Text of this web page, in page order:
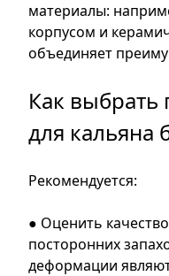
материалы:
корпусом и
объединяет
Как выбрать
для кальяна
Рекомендуется:
● Оценить
посторонних
деформации